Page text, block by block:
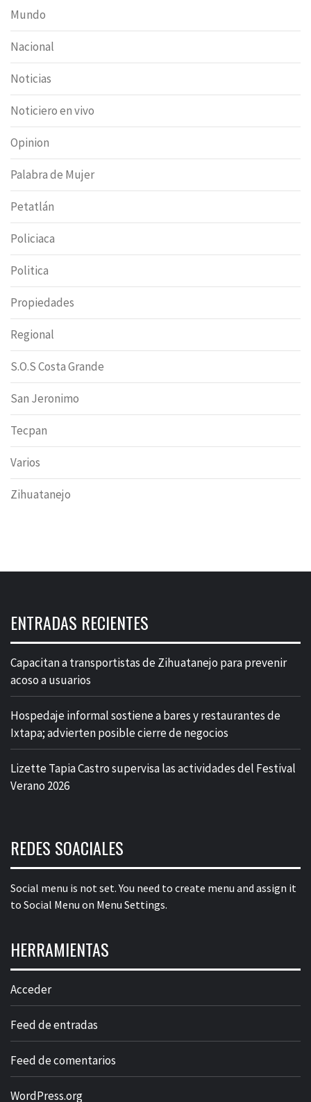
Mundo
Nacional
Noticias
Noticiero en vivo
Opinion
Palabra de Mujer
Petatlán
Policiaca
Politica
Propiedades
Regional
S.O.S Costa Grande
San Jeronimo
Tecpan
Varios
Zihuatanejo
ENTRADAS RECIENTES
Capacitan a transportistas de Zihuatanejo para prevenir
acoso a usuarios
Hospedaje informal sostiene a bares y restaurantes de
Ixtapa; advierten posible cierre de negocios
Lizette Tapia Castro supervisa las actividades del Festival
Verano 2026
REDES SOACIALES
Social menu is not set. You need to create menu and assign it
to Social Menu on Menu Settings.
HERRAMIENTAS
Acceder
Feed de entradas
Feed de comentarios
WordPress.org